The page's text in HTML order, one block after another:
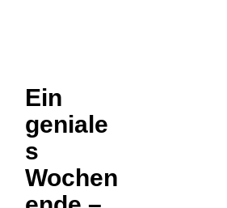
Ein
geniale
s
Wochen